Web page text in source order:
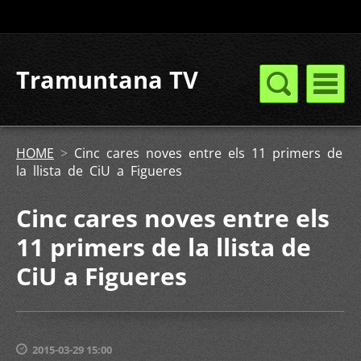
Tramuntana TV
HOME > Cinc cares noves entre els 11 primers de
la llista de CiU a Figueres
Cinc cares noves entre els
11 primers de la llista de
CiU a Figueres
2015-03-29 15:00